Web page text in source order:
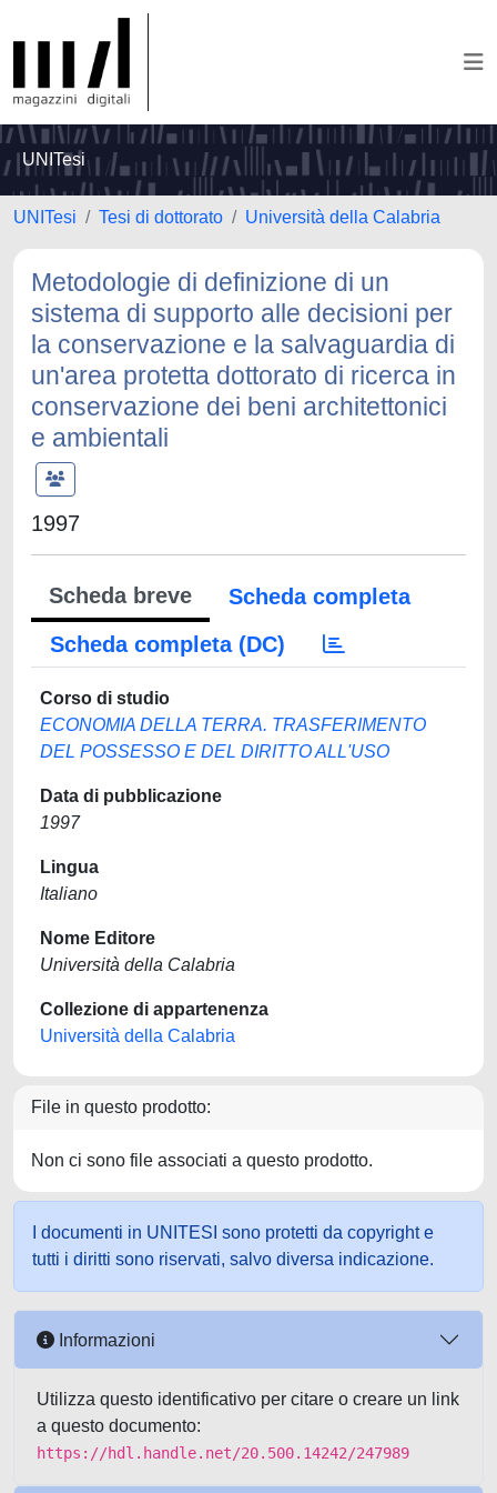
UNITesi
UNITesi Tesi di dottorato Università della Calabria
Metodologie di definizione di un
sistema di supporto alle decisioni per
la conservazione e la salvaguardia di
un'area protetta dottorato di ricerca in
conservazione dei beni architettonici
e ambientali
1997
Scheda breve
Scheda completa
Scheda completa (DC)
Corso di studio
ECONOMIA DELLA TERRA. TRASFERIMENTO
DEL POSSESSO E DEL DIRITTO ALL'USO
Data di pubblicazione
1997
Lingua
Italiano
Nome Editore
Università della Calabria
Collezione di appartenenza
Università della Calabria
File in questo prodotto:
Non ci sono file associati a questo prodotto.
I documenti in UNITESI sono protetti da copyright e
tutti i diritti sono riservati, salvo diversa indicazione.
Informazioni
Utilizza questo identificativo per citare o creare un link
a questo documento:
https://hdl.handle.net/20.500.14242/247989